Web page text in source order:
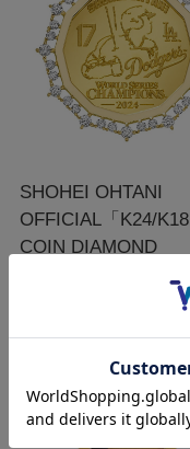
SHOHEI OHTANI
OFFICIAL「K24/K18
COIN DIAMOND